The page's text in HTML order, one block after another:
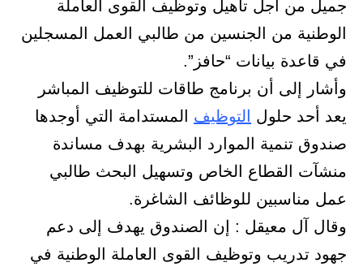
جميل من أجل تأهيل وتوظيف القوى العاملة
الوطنية من الجنسين من طالبي العمل المسجلين
في قاعدة بيانات “حافز”.
وأشار إلى أن برنامج طاقات للتوظيف المباشر
يعد أحد حلول
التوظيف المستدامة التي أوجدها
صندوق تنمية الموارد البشرية بهدف مساندة
منشآت القطاع الخاص وتسهيل البحث طالبي
عمل مناسبين للوظائف الشاغرة.
وقال آل معيقل : إن الصندوق يهدف إلى دعم
جهود تدريب وتوظيف القوى العاملة الوطنية في